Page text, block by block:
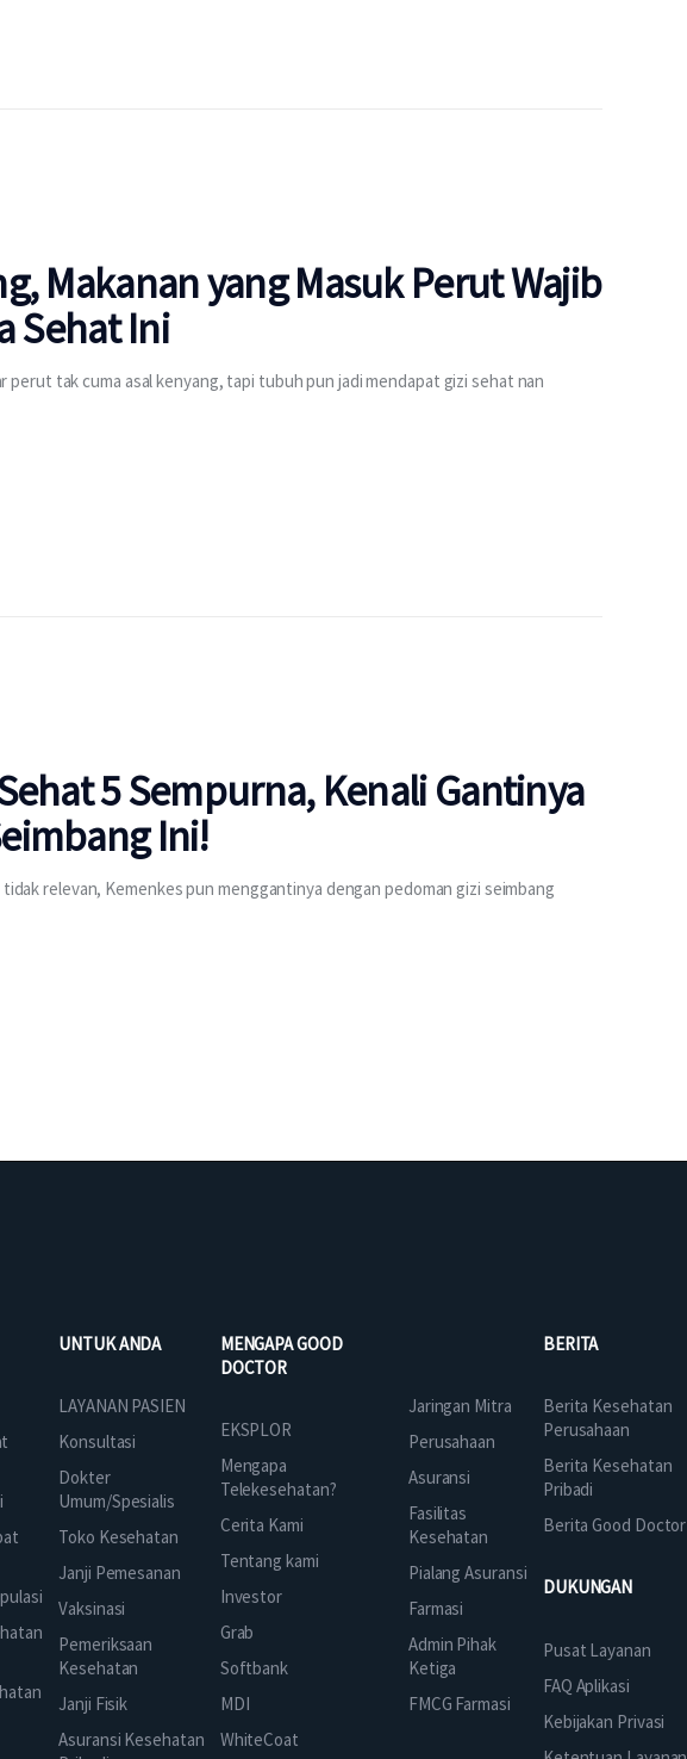
Makanan yang Masuk Perut Wajib
Sehat Ini
perut tak cuma asal kenyang, tapi tubuh pun jadi mendapat gizi sehat nan
5 Sempurna, Kenali Gantinya
Ini!
relevan, Kemenkes pun menggantinya dengan pedoman gizi seimbang
UNTUK ANDA
LAYANAN PASIEN
Konsultasi
Dokter
Umum/Spesialis
Toko Kesehatan
Janji Pemesanan
Vaksinasi
Pemeriksaan
Kesehatan
Janji Fisik
Asuransi Kesehatan
MENGAPA GOOD
DOCTOR
EKSPLOR
Mengapa
Telekesehatan?
Cerita Kami
Tentang kami
Investor
Grab
Softbank
MDI
WhiteCoat
Jaringan Mitra
Perusahaan
Asuransi
Fasilitas
Kesehatan
Pialang Asuransi
Farmasi
Admin Pihak
Ketiga
FMCG Farmasi
BERITA
Berita Kesehatan
Perusahaan
Berita Kesehatan
Pribadi
Berita Good Doctor
DUKUNGAN
Pusat Layanan
FAQ Aplikasi
Kebijakan Privasi